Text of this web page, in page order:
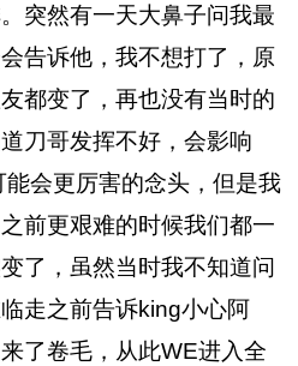
突然有一天大鼻子问我最
告诉他，我不想打了，原
都变了，再也没有当时的
刀哥发挥不好，会影响
会更厉害的念头，但是我
前更艰难的时候我们都一
了，虽然当时我不知道问
走之前告诉king小心阿
了卷毛，从此WE进入全